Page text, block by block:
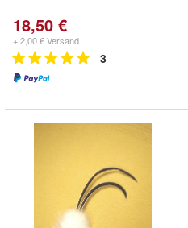
18,50 €
+ 2,00 € Versand
3